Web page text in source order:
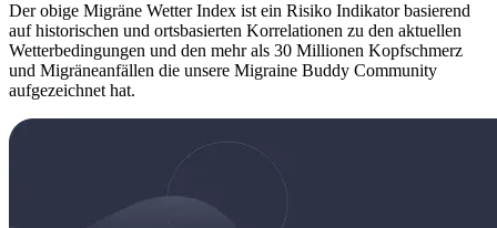
Der obige Migräne Wetter Index ist ein Risiko Indikator basierend
auf historischen und ortsbasierten Korrelationen zu den aktuellen
Wetterbedingungen und den mehr als 30 Millionen Kopfschmerz
und Migräneanfällen die unsere Migraine Buddy Community
aufgezeichnet hat.